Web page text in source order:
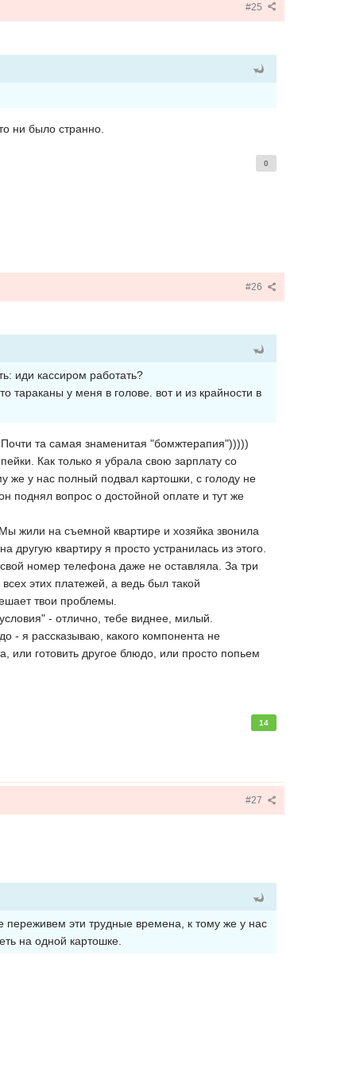
#25
ни было странно.
0
#26
иди кассиром работать?
тараканы у меня в голове. вот и из крайности в
та самая знаменитая "бомжтерапия")))))
Как только я убрала свою зарплату со
же у нас полный подвал картошки, с голоду не
поднял вопрос о достойной оплате и тут же
жили на съемной квартире и хозяйка звонила
квартиру я просто устранилась из этого.
номер телефона даже не оставляла. За три
этих платежей, а ведь был такой
твои проблемы.
- отлично, тебе виднее, милый.
- я рассказываю, какого компонента не
или готовить другое блюдо, или просто попьем
14
#27
переживем эти трудные времена, к тому же у нас
на одной картошке.